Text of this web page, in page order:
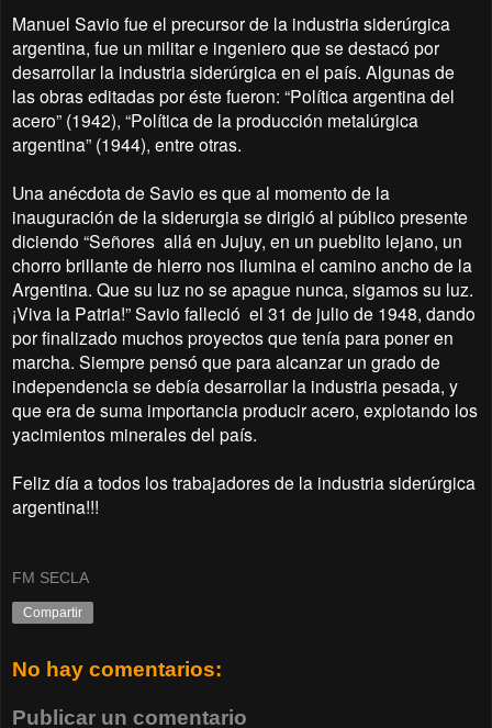
Manuel Savio fue el precursor de la industria siderúrgica
argentina, fue un militar e ingeniero que se destacó por
desarrollar la industria siderúrgica en el país. Algunas de
las obras editadas por éste fueron: “Política argentina del
acero” (1942), “Política de la producción metalúrgica
argentina” (1944), entre otras.
Una anécdota de Savio es que al momento de la
inauguración de la siderurgia se dirigió al público presente
diciendo “Señores allá en Jujuy, en un pueblito lejano, un
chorro brillante de hierro nos ilumina el camino ancho de la
Argentina. Que su luz no se apague nunca, sigamos su luz.
¡Viva la Patria!” Savio falleció el 31 de julio de 1948, dando
por finalizado muchos proyectos que tenía para poner en
marcha. Siempre pensó que para alcanzar un grado de
independencia se debía desarrollar la industria pesada, y
que era de suma importancia producir acero, explotando los
yacimientos minerales del país.
Feliz día a todos los trabajadores de la industria siderúrgica
argentina!!!
FM SECLA
Compartir
No hay comentarios:
Publicar un comentario